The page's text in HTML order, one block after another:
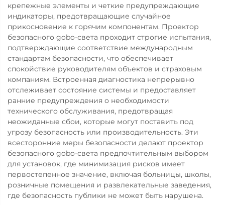
крепежные элементы и четкие предупреждающие
индикаторы, предотвращающие случайное
прикосновение к горячим компонентам. Проектор
безопасного gobo-света проходит строгие испытания,
подтверждающие соответствие международным
стандартам безопасности, что обеспечивает
спокойствие руководителям объектов и страховым
компаниям. Встроенная диагностика непрерывно
отслеживает состояние системы и предоставляет
ранние предупреждения о необходимости
технического обслуживания, предотвращая
неожиданные сбои, которые могут поставить под
угрозу безопасность или производительность. Эти
всесторонние меры безопасности делают проектор
безопасного gobo-света предпочтительным выбором
для установок, где минимизация рисков имеет
первостепенное значение, включая больницы, школы,
розничные помещения и развлекательные заведения,
где безопасность публики не может быть нарушена.